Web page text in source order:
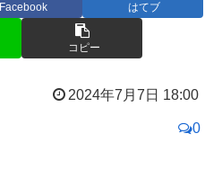
Facebook はてブ
コピー
2024年7月7日 18:00
0